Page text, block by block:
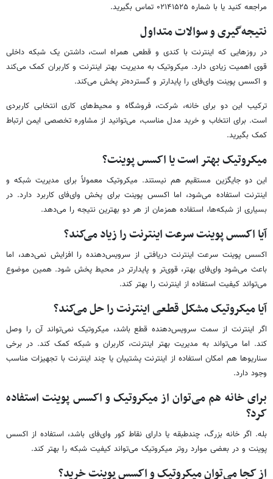
مراجعه کنید یا با شماره ۰۲۱۴۱۵۲۵ تماس بگیرید.
نتیجه‌گیری و سوالات متداول
در روزهایی که اینترنت با کندی و قطعی همراه است، داشتن یک شبکه داخلی
قوی اهمیت زیادی دارد. میکروتیک به مدیریت بهتر اینترنت و کاربران کمک می‌کند
و اکسس پوینت وای‌فای را پایدارتر و گسترده‌تر پخش می‌کند.
ترکیب این دو برای خانه، شرکت، فروشگاه و محیط‌های کاری انتخابی کاربردی
است. برای انتخاب و خرید مدل مناسب، می‌توانید از مشاوره تخصصی ایمن ارتباط
کمک بگیرید.
میکروتیک بهتر است یا اکسس پوینت؟
این دو جایگزین مستقیم هم نیستند. میکروتیک معمولاً برای مدیریت شبکه و
اینترنت استفاده می‌شود، اما اکسس پوینت برای پخش وای‌فای کاربرد دارد. در
بسیاری از شبکه‌ها، استفاده همزمان از هر دو بهترین نتیجه را می‌دهد.
آیا اکسس پوینت سرعت اینترنت را زیاد می‌کند؟
اکسس پوینت سرعت اینترنت دریافتی از سرویس‌دهنده را افزایش نمی‌دهد، اما
باعث می‌شود وای‌فای بهتر، قوی‌تر و پایدارتر در محیط پخش شود. همین موضوع
می‌تواند کیفیت استفاده از اینترنت را بهتر کند.
آیا میکروتیک مشکل قطعی اینترنت را حل می‌کند؟
اگر اینترنت از سمت سرویس‌دهنده قطع باشد، میکروتیک نمی‌تواند آن را وصل
کند. اما می‌تواند به مدیریت بهتر اینترنت، کاربران و شبکه کمک کند. در برخی
سناریوها هم امکان استفاده از اینترنت پشتیبان یا چند اینترنت با تجهیزات مناسب
وجود دارد.
برای خانه هم می‌توان از میکروتیک و اکسس پوینت استفاده
کرد؟
بله. اگر خانه بزرگ، چندطبقه یا دارای نقاط کور وای‌فای باشد، استفاده از اکسس
پوینت و در بعضی موارد روتر میکروتیک می‌تواند کیفیت شبکه را بهتر کند.
از کجا می‌توان میکروتیک و اکسس پوینت خرید؟